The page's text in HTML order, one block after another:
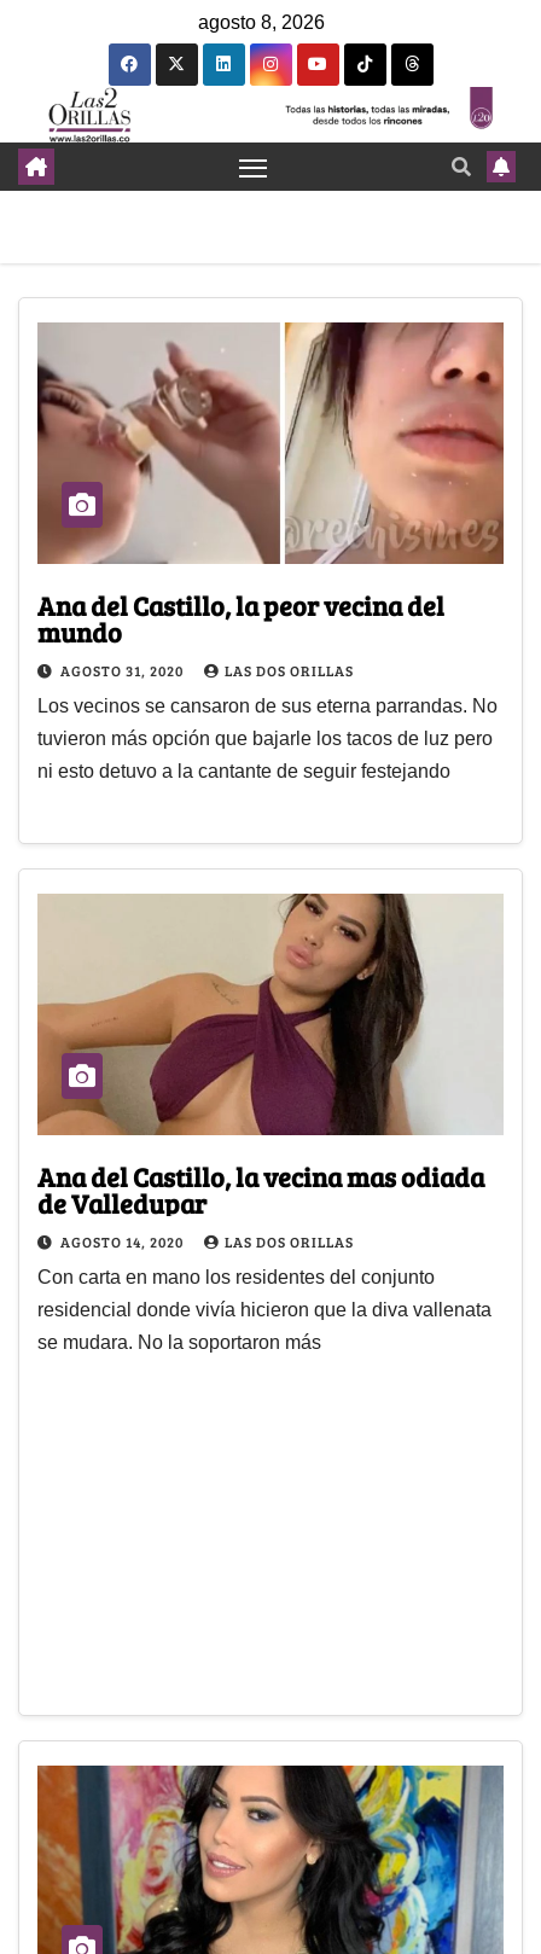
agosto 8, 2026
Ana del Castillo, la peor vecina del
mundo
AGOSTO 31, 2020 LAS DOS ORILLAS
Los vecinos se cansaron de sus eterna parrandas. No
tuvieron más opción que bajarle los tacos de luz pero
ni esto detuvo a la cantante de seguir festejando
Ana del Castillo, la vecina mas odiada
de Valledupar
AGOSTO 14, 2020 LAS DOS ORILLAS
Con carta en mano los residentes del conjunto
residencial donde vivía hicieron que la diva vallenata
se mudara. No la soportaron más